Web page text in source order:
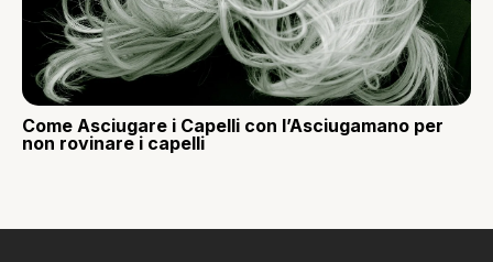
Come Asciugare i Capelli con l’Asciugamano per
non rovinare i capelli